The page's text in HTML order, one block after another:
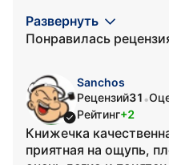
Развернуть
Понравилась
Sanchos
Рецензий31 •
Рейтинг+2
Книжечка
приятная на ощупь,